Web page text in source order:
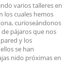
varios talleres en
los cuales hemos
curioseándonos
de pájaros que nos
y los
se han
nido próximas en